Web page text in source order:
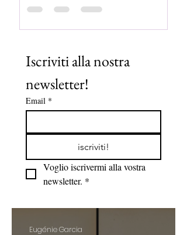
Iscriviti alla nostra
newsletter!
Email *
iscriviti!
Voglio iscrivermi alla vostra
newsletter. *
Eugénie Garcia